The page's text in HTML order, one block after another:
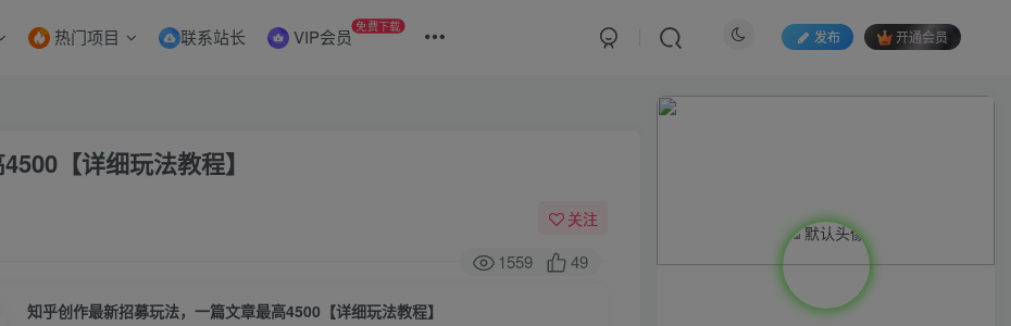
热门项目 联系站长 VIP会员 免费下载
发布 开通会员
【详细玩法教程】
关注
1559 49
知乎创作最新招募玩法，一篇文章最高4500【详细玩法教程】